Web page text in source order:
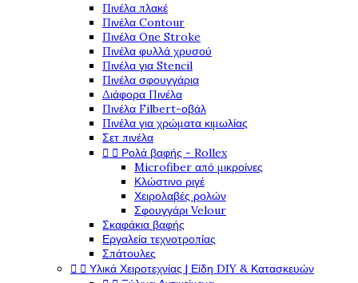
Πινέλα πλακέ
Πινέλα Contour
Πινέλα One Stroke
Πινέλα φυλλά χρυσού
Πινέλα για Stencil
Πινέλα σφουγγάρια
Διάφορα Πινέλα
Πινέλα Filbert-οβάλ
Πινέλα για χρώματα κιμωλίας
Σετ πινέλα
  Ρολά βαφής - Rollex
Microfiber από μικροίνες
Κλώστινο ριγέ
Χειρολαβές ρολών
Σφουγγάρι Velour
Σκαφάκια βαφής
Εργαλεία τεχνοτροπίας
Σπάτουλες
  Υλικά Χειροτεχνίας | Είδη DIY & Κατασκευών